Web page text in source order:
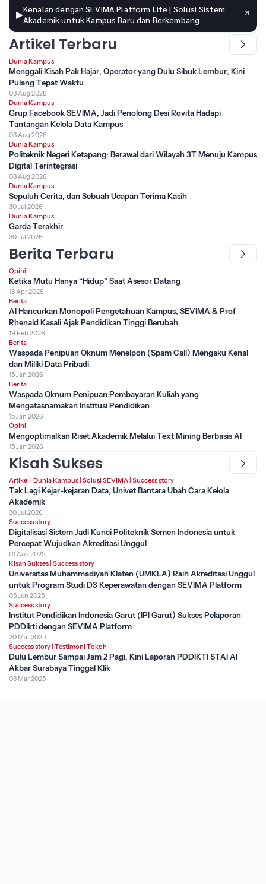
▶Kenalan dengan SEVIMA Platform Lite | Solusi Sistem
Akademik untuk Kampus Baru dan Berkembang
Artikel Terbaru
Dunia Kampus
Menggali Kisah Pak Hajar, Operator yang Dulu Sibuk Lembur, Kini
Pulang Tepat Waktu
03 Aug 2026
Dunia Kampus
Grup Facebook SEVIMA, Jadi Penolong Desi Rovita Hadapi
Tantangan Kelola Data Kampus
03 Aug 2026
Dunia Kampus
Politeknik Negeri Ketapang: Berawal dari Wilayah 3T Menuju Kampus
Digital Terintegrasi
03 Aug 2026
Dunia Kampus
Sepuluh Cerita, dan Sebuah Ucapan Terima Kasih
30 Jul 2026
Dunia Kampus
Garda Terakhir
30 Jul 2026
Berita Terbaru
Opini
Ketika Mutu Hanya “Hidup” Saat Asesor Datang
13 Apr 2026
Berita
AI Hancurkan Monopoli Pengetahuan Kampus, SEVIMA & Prof
Rhenald Kasali Ajak Pendidikan Tinggi Berubah
19 Feb 2026
Berita
Waspada Penipuan Oknum Menelpon (Spam Call) Mengaku Kenal
dan Miliki Data Pribadi
15 Jan 2026
Berita
Waspada Oknum Penipuan Pembayaran Kuliah yang
Mengatasnamakan Institusi Pendidikan
15 Jan 2026
Opini
Mengoptimalkan Riset Akademik Melalui Text Mining Berbasis AI
15 Jan 2026
Kisah Sukses
Artikel | Dunia Kampus | Solusi SEVIMA | Success story
Tak Lagi Kejar-kejaran Data, Univet Bantara Ubah Cara Kelola
Akademik
30 Jul 2026
Success story
Digitalisasi Sistem Jadi Kunci Politeknik Semen Indonesia untuk
Percepat Wujudkan Akreditasi Unggul
01 Aug 2025
Kisah Sukses | Success story
Universitas Muhammadiyah Klaten (UMKLA) Raih Akreditasi Unggul
untuk Program Studi D3 Keperawatan dengan SEVIMA Platform
05 Jun 2025
Success story
Institut Pendidikan Indonesia Garut (IPI Garut) Sukses Pelaporan
PDDikti dengan SEVIMA Platform
20 Mar 2025
Success story | Testimoni Tokoh
Dulu Lembur Sampai Jam 2 Pagi, Kini Laporan PDDIKTI STAI Al
Akbar Surabaya Tinggal Klik
03 Mar 2025